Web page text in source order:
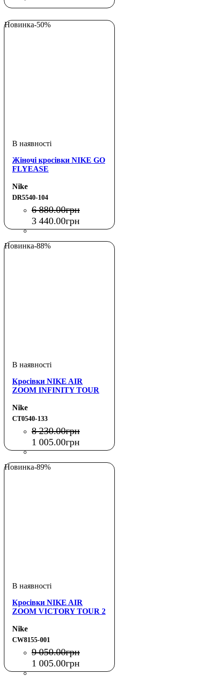
Новинка-50%
Жіночі кросівки NIKE GO
FLYEASE
Nike
DR5540-104
6 880.00грн
3 440.00грн
Новинка-88%
Кросівки NIKE AIR
ZOOM INFINITY TOUR
Nike
CT0540-133
8 230.00грн
1 005.00грн
Новинка-89%
Кросівки NIKE AIR
ZOOM VICTORY TOUR 2
Nike
CW8155-001
9 050.00грн
1 005.00грн